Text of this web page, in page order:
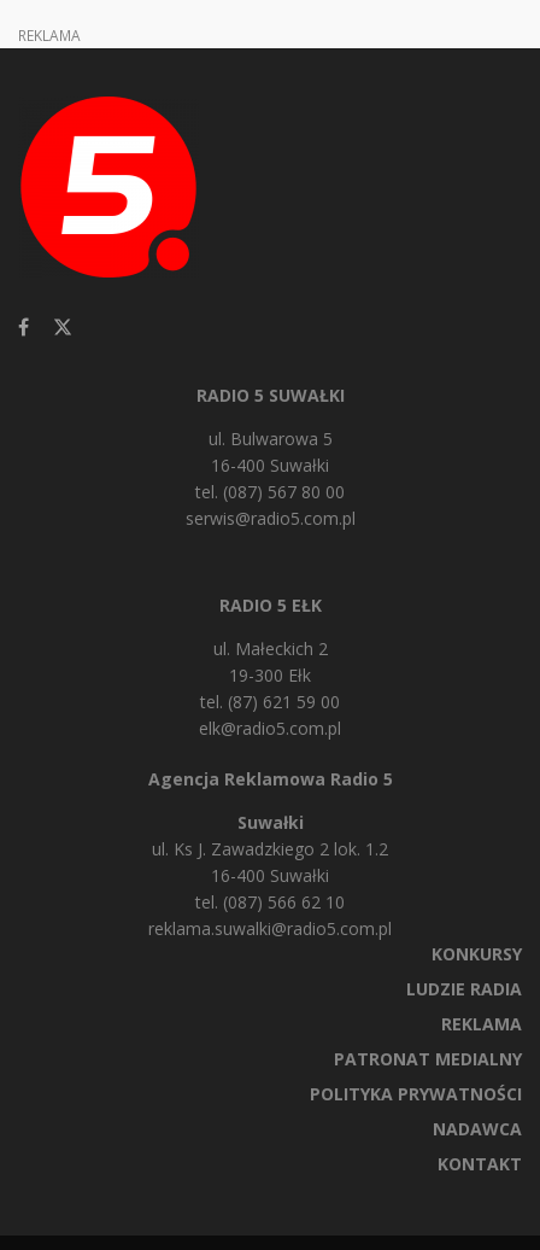
REKLAMA
RADIO 5 SUWAŁKI
ul. Bulwarowa 5
16-400 Suwałki
tel. (087) 567 80 00
serwis@radio5.com.pl
RADIO 5 EŁK
ul. Małeckich 2
19-300 Ełk
tel. (87) 621 59 00
elk@radio5.com.pl
Agencja Reklamowa Radio 5
Suwałki
ul. Ks J. Zawadzkiego 2 lok. 1.2
16-400 Suwałki
tel. (087) 566 62 10
reklama.suwalki@radio5.com.pl
KONKURSY
LUDZIE RADIA
REKLAMA
PATRONAT MEDIALNY
POLITYKA PRYWATNOŚCI
NADAWCA
KONTAKT